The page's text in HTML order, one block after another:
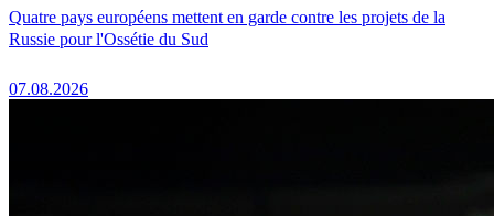
Quatre pays européens mettent en garde contre les projets de la
Russie pour l'Ossétie du Sud
07.08.2026